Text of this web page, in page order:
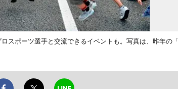
スポーツ選手と交流できるイベントも。写真は、昨年の